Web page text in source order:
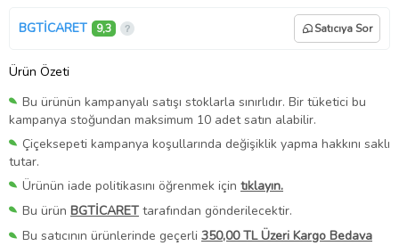
BGTİCARET 9,3 Satıcıya Sor
Ürün Özeti
Bu ürünün kampanyalı satışı stoklarla sınırlıdır. Bir tüketici bu
kampanya stoğundan maksimum 10 adet satın alabilir.
Çiçeksepeti kampanya koşullarında değişiklik yapma hakkını saklı
tutar.
Ürünün iade politikasını öğrenmek için tıklayın.
Bu ürün BGTİCARET tarafından gönderilecektir.
Bu satıcının ürünlerinde geçerli 350,00 TL Üzeri Kargo Bedava